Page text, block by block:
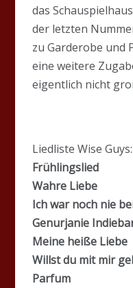
das
der letzten
zu Garderobe und
eine weitere
eigentlich nicht
Liedliste Wise Guys:
Frühlingslied
Wahre Liebe
Ich war noch nie
Genurjanie
Meine heiße Liebe
Willst du mit mir
Parfum